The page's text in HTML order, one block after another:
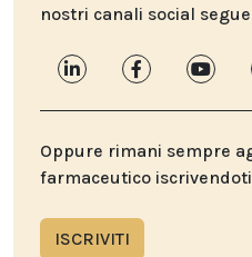
nostri canali social
Oppure rimani sempre
farmaceutico
ISCRIVITI